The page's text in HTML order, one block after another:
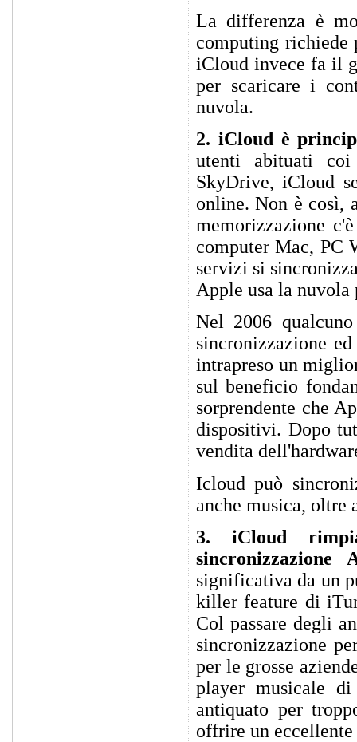
La differenza è
computing richiede
iCloud invece fa il
per scaricare i
nuvola.
2. iCloud è
utenti abituati
SkyDrive, iCloud
online. Non è così,
memorizzazione
computer Mac, PC
servizi si
Apple usa la
Nel 2006
sincronizzazione
intrapreso un
sul beneficio
sorprendente che
dispositivi. Dopo
vendita
Icloud può
anche musica, oltre
3. iCloud
sincronizzazione
significativa da un
killer feature di
Col passare degli
sincronizzazione
per le grosse
player musicale
antiquato per
offrire un